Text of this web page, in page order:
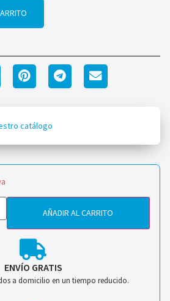
catálogo
AÑADIR AL CARRITO
ENVÍO GRATIS
a domicilio en un tiempo reducido.